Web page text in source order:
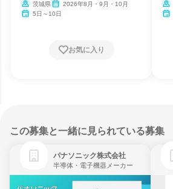
茨城県
2026年8月・9月・10月
5日～10日
お気に入り
この募集と一緒に見られている募集
パナソニック株式会社
半導体・電子機器メーカー